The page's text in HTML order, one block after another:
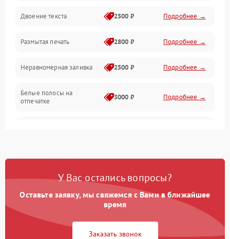
Программные сбои
Подключение и интерфейсы
Дисплей и органы управления
Изображение
Двоение текста 2500 ₽ Подробнее →
Размытая печать 2800 ₽ Подробнее →
Неравномерная заливка 2500 ₽ Подробнее →
Белые полосы на
отпечатке
3000 ₽ Подробнее →
У Вас остались вопросы?
Оставьте заявку, мы свяжемся с Вами в ближайшее
время
Заказать звонок